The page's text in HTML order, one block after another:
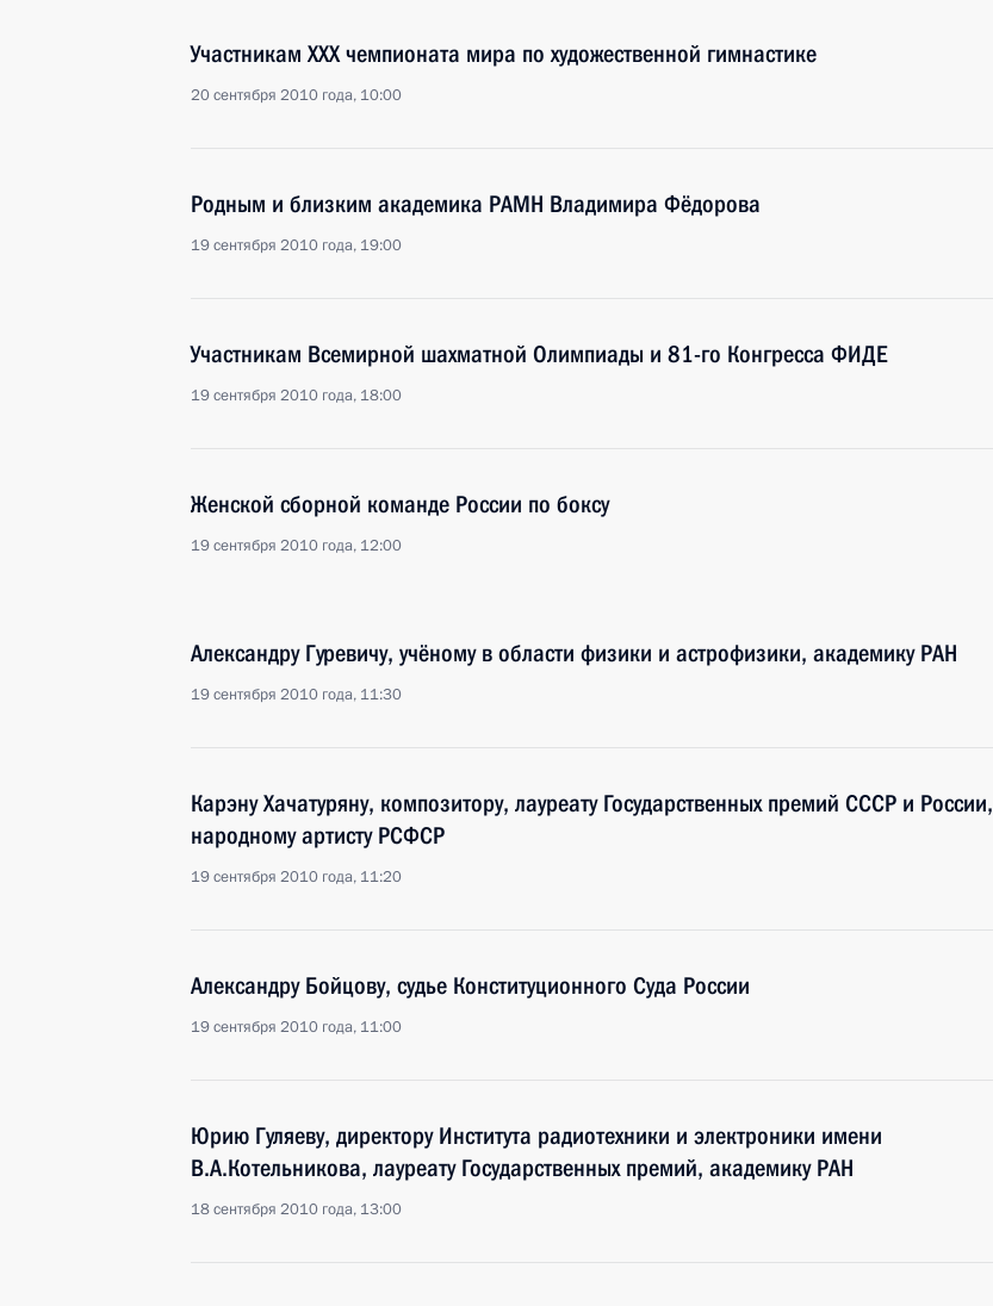
Участникам XXX чемпионата мира по художественной гимнастике
20 сентября 2010 года, 10:00
Родным и близким академика РАМН Владимира Фёдорова
19 сентября 2010 года, 19:00
Участникам Всемирной шахматной Олимпиады и 81-го Конгресса ФИДЕ
19 сентября 2010 года, 18:00
Женской сборной команде России по боксу
19 сентября 2010 года, 12:00
Александру Гуревичу, учёному в области физики и астрофизики, академику РАН
19 сентября 2010 года, 11:30
Карэну Хачатуряну, композитору, лауреату Государственных премий СССР и России,
народному артисту РСФСР
19 сентября 2010 года, 11:20
Александру Бойцову, судье Конституционного Суда России
19 сентября 2010 года, 11:00
Юрию Гуляеву, директору Института радиотехники и электроники имени
В.А.Котельникова, лауреату Государственных премий, академику РАН
18 сентября 2010 года, 13:00